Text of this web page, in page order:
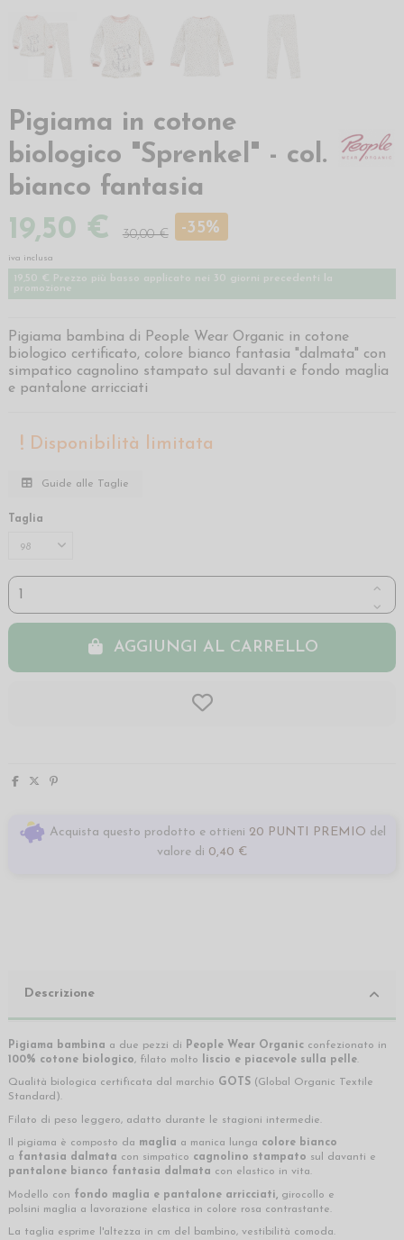
Pigiama in cotone
biologico "Sprenkel" - col.
bianco fantasia
19,50 € 30,00 € -35%
iva inclusa
19,50 € Prezzo più basso applicato nei 30 giorni precedenti la
promozione
Pigiama bambina di People Wear Organic in cotone
biologico certificato, colore bianco fantasia "dalmata" con
simpatico cagnolino stampato sul davanti e fondo maglia
e pantalone arricciati
Disponibilità limitata
Guide alle Taglie
Taglia
AGGIUNGI AL CARRELLO
Acquista questo prodotto e ottieni 20 PUNTI PREMIO del
valore di 0,40 €
Descrizione
Pigiama bambina a due pezzi di People Wear Organic confezionato in
100% cotone biologico, filato molto liscio e piacevole sulla pelle.
Qualità biologica certificata dal marchio GOTS (Global Organic Textile
Standard).
Filato di peso leggero, adatto durante le stagioni intermedie.
Il pigiama è composto da maglia a manica lunga colore bianco
a fantasia dalmata con simpatico cagnolino stampato sul davanti e
pantalone bianco fantasia dalmata con elastico in vita.
Modello con fondo maglia e pantalone arricciati, girocollo e
polsini maglia a lavorazione elastica in colore rosa contrastante.
La taglia esprime l'altezza in cm del bambino, vestibilità comoda.